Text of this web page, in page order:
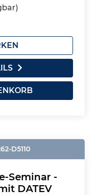
D5110
Seminar -
DATEV